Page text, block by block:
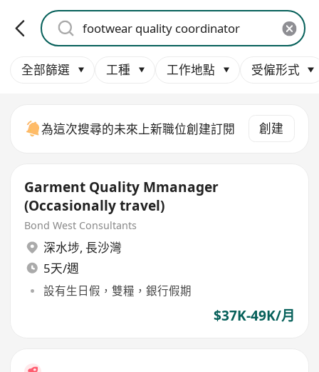
全部篩選 工種 工作地點 受僱形式
為這次搜尋的未來上新職位創建訂閱 創建
Garment Quality Mmanager
(Occasionally travel)
Bond West Consultants
深水埗, 長沙灣
5天/週
設有生日假，雙糧，銀行假期
$37K-49K/月